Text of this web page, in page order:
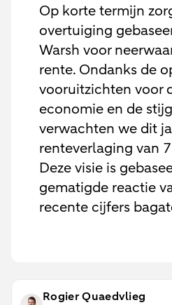
Op korte termijn
overtuiging
Warsh voor
rente. Ondanks de
vooruitzichten voor
economie en de
verwachten we dit
renteverlaging van
Deze visie is
gematigde reactie
recente cijfers
Rogier Quaedvlieg